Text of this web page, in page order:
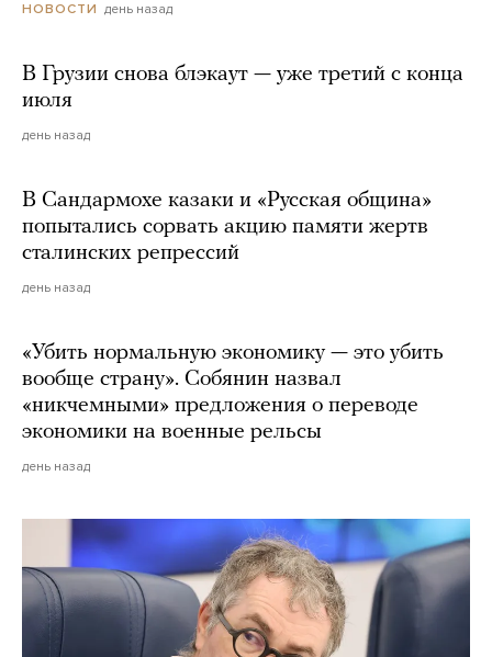
НОВОСТИ день назад
В Грузии снова блэкаут — уже третий с конца
июля
день назад
В Сандармохе казаки и «Русская община»
попытались сорвать акцию памяти жертв
сталинских репрессий
день назад
«Убить нормальную экономику — это убить
вообще страну». Собянин назвал
«никчемными» предложения о переводе
экономики на военные рельсы
день назад